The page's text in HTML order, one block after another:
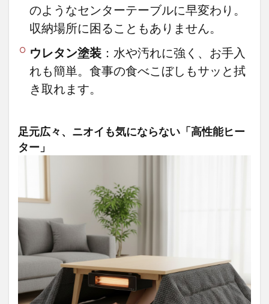
のようなセンターテーブルに早変わり。
収納場所に困ることもありません。
ウレタン塗装：水や汚れに強く、お手入
れも簡単。食事の食べこぼしもサッと拭
き取れます。
足元広々、ニオイも気にならない「高性能ヒー
ター」